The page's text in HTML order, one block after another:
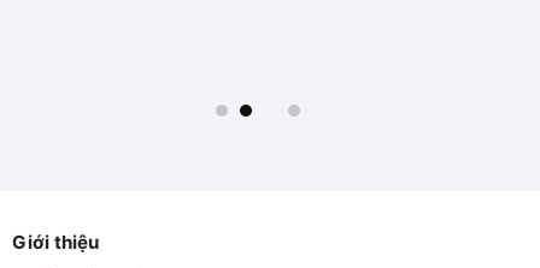
Giới thiệu